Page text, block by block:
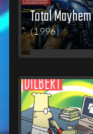
Total Mayhem
(1996)
MEHR